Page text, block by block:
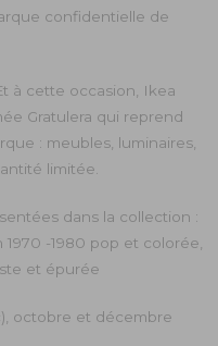
confidentielle de
à cette occasion, Ikea
Gratulera qui reprend
: meubles, luminaires,
limitée.
dans la collection :
1970 -1980 pop et colorée,
et épurée
octobre et décembre